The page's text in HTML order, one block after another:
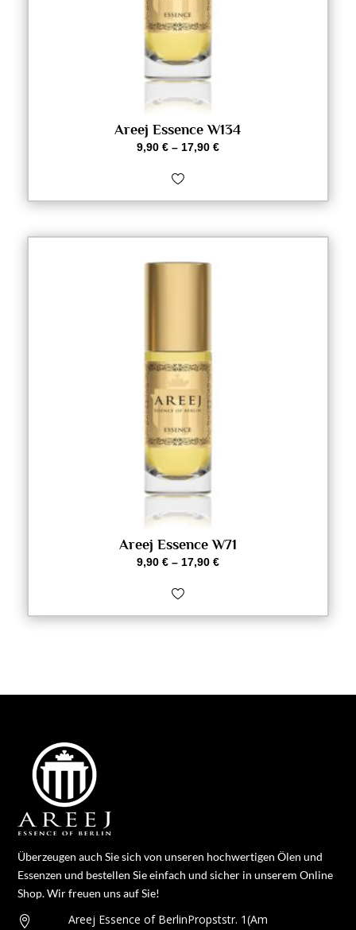
Areej Essence W134
9,90 €– 17,90 €
Areej Essence W71
9,90 €– 17,90 €
Überzeugen auch Sie sich von unseren hochwertigen Ölen und
Essenzen und bestellen Sie einfach und sicher in unserem Online
Shop. Wir freuen uns auf Sie!
 Areej Essence of BerlinPropststr. 1(Am